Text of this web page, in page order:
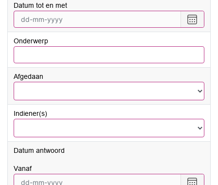
vanaf
Datum tot en met
een
tot
met
Onderwerp
Afgedaan
Indiener(s)
Datum antwoord
vanaf